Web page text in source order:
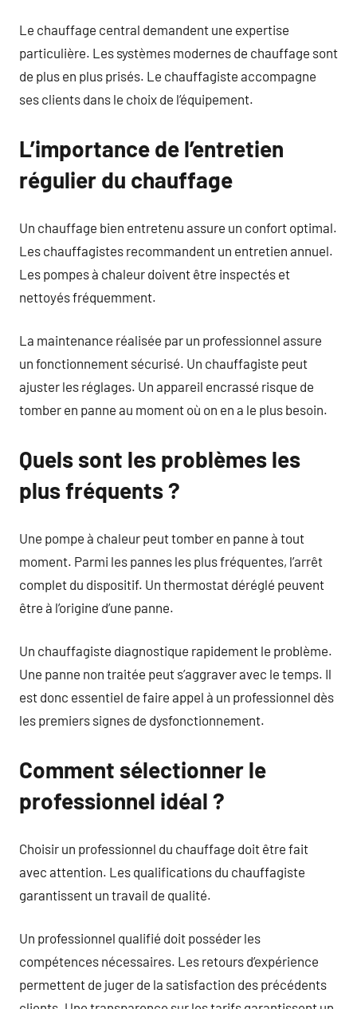
Le chauffage central demandent une expertise
particulière. Les systèmes modernes de chauffage sont
de plus en plus prisés. Le chauffagiste accompagne
ses clients dans le choix de l’équipement.
L’importance de l’entretien
régulier du chauffage
Un chauffage bien entretenu assure un confort optimal.
Les chauffagistes recommandent un entretien annuel.
Les pompes à chaleur doivent être inspectés et
nettoyés fréquemment.
La maintenance réalisée par un professionnel assure
un fonctionnement sécurisé. Un chauffagiste peut
ajuster les réglages. Un appareil encrassé risque de
tomber en panne au moment où on en a le plus besoin.
Quels sont les problèmes les
plus fréquents ?
Une pompe à chaleur peut tomber en panne à tout
moment. Parmi les pannes les plus fréquentes, l’arrêt
complet du dispositif. Un thermostat déréglé peuvent
être à l’origine d’une panne.
Un chauffagiste diagnostique rapidement le problème.
Une panne non traitée peut s’aggraver avec le temps. Il
est donc essentiel de faire appel à un professionnel dès
les premiers signes de dysfonctionnement.
Comment sélectionner le
professionnel idéal ?
Choisir un professionnel du chauffage doit être fait
avec attention. Les qualifications du chauffagiste
garantissent un travail de qualité.
Un professionnel qualifié doit posséder les
compétences nécessaires. Les retours d’expérience
permettent de juger de la satisfaction des précédents